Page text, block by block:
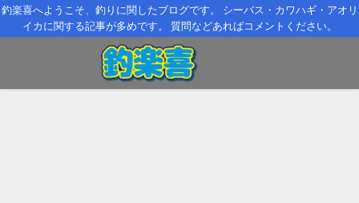
釣楽喜へようこそ、釣りに関したブログです。 シーバス・カワハギ・アオリ
イカに関する記事が多めです。 質問などあればコメントください。